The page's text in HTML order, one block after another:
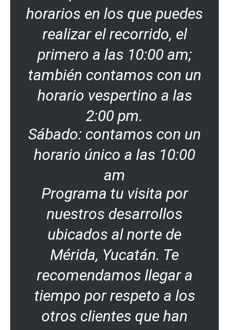
horarios en los que puedes
realizar el recorrido, el
primero a las 10:00 am;
también contamos con un
horario vespertino a las
2:00 pm.
Sábado: contamos con un
horario único a las 10:00
am
Programa tu visita por
nuestros desarrollos
ubicados al norte de
Mérida, Yucatán. Te
recomendamos llegar a
tiempo por respeto a los
otros clientes que han